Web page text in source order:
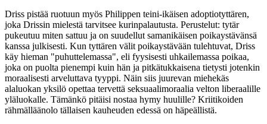
Driss pistää ruotuun myös Philippen teini-ikäisen adoptiotyttären,
joka Drissin mielestä tarvitsee kurinpalautusta. Perustelut: tytär
pukeutuu miten sattuu ja on suudellut samanikäisen poikaystävänsä
kanssa julkisesti. Kun tyttären välit poikaystävään tulehtuvat, Driss
käy hieman "puhuttelemassa", eli fyysisesti uhkailemassa poikaa,
joka on puolta pienempi kuin hän ja pitkätukkaisena tietysti jotenkin
moraalisesti arveluttava tyyppi. Näin siis juurevan miehekäs
alaluokan yksilö opettaa tervettä seksuaalimoraalia velton liberaalille
yläluokalle. Tämänkö pitäisi nostaa hymy huulille? Kriitikoiden
rähmälläänolo tällaisen kauheuden edessä on häpeällistä.